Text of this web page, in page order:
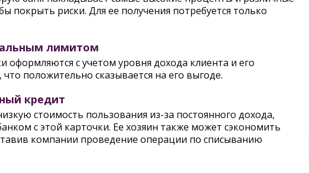
покрыть риски. Для ее получения потребуется только
лимитом
оформляются с учетом уровня дохода клиента и его
что положительно сказывается на его выгоде.
кредит
стоимость пользования из-за постоянного дохода,
с этой карточки. Ее хозяин также может сэкономить
компании проведение операции по списыванию